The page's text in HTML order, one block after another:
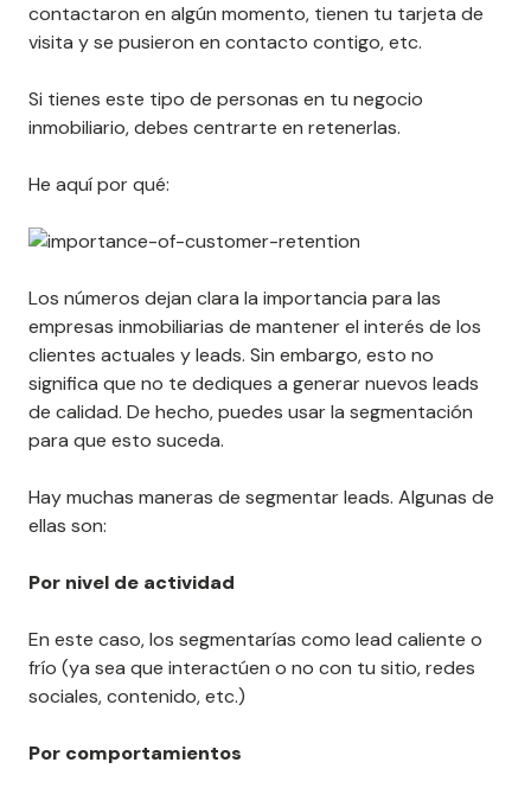
contactaron en algún momento, tienen tu tarjeta de
visita y se pusieron en contacto contigo, etc.
Si tienes este tipo de personas en tu negocio
inmobiliario, debes centrarte en retenerlas.
He aquí por qué:
Los números dejan clara la importancia para las
empresas inmobiliarias de mantener el interés de los
clientes actuales y leads. Sin embargo, esto no
significa que no te dediques a generar nuevos leads
de calidad. De hecho, puedes usar la segmentación
para que esto suceda.
Hay muchas maneras de segmentar leads. Algunas de
ellas son:
Por nivel de actividad
En este caso, los segmentarías como lead caliente o
frío (ya sea que interactúen o no con tu sitio, redes
sociales, contenido, etc.)
Por comportamientos